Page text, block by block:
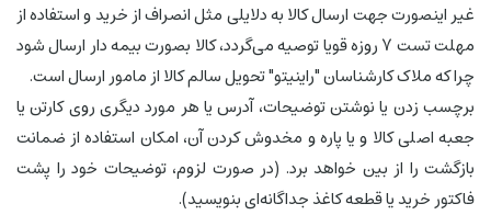
غیر اینصورت جهت ارسال کالا به دلایلی مثل انصراف از خرید و استفاده از
مهلت تست 7 روزه قویا توصیه می‌گردد، کالا بصورت بیمه دار ارسال شود
چرا که ملاک کارشناسان "راینیتو" تحویل سالم کالا از مامور ارسال است.
برچسب زدن یا نوشتن توضیحات، آدرس یا هر مورد دیگری روی کارتن یا
جعبه اصلی کالا و یا پاره و مخدوش کردن آن، امکان استفاده از ضمانت
بازگشت را از بین خواهد برد. (در صورت لزوم، توضیحات خود را پشت
فاکتور خرید یا قطعه کاغذ جداگانه‌ای بنویسید).